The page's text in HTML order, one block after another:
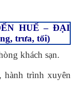
HUẾ – ĐẠI
trưa, tối)
khách sạn.
trình xuyên